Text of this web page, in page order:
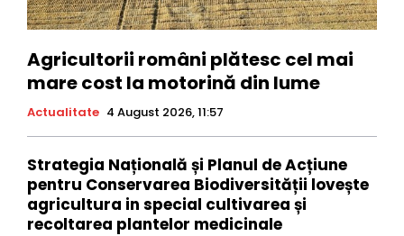
Agricultorii români plătesc cel mai
mare cost la motorină din lume
Actualitate 4 August 2026, 11:57
Strategia Națională și Planul de Acțiune
pentru Conservarea Biodiversității lovește
agricultura in special cultivarea și
recoltarea plantelor medicinale